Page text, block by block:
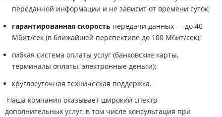
переданной информации и не зависит от времени суток;
гарантированная скорость передачи данных — до 40
Мбит/сек (в ближайшей перспективе до 100 Мбит/сек);
гибкая система оплаты услуг (банковские карты,
терминалы оплаты, электронные деньги);
круглосуточная техническая поддержка.
Наша компания оказывает широкий спектр
дополнительных услуг, в том числе консультация при